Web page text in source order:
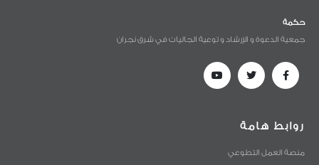
حكمة
جمعية الدعوة و الإرشاد و توعية الجاليات في شرق نجران
روابط هامة
منصة العمل التطوعي